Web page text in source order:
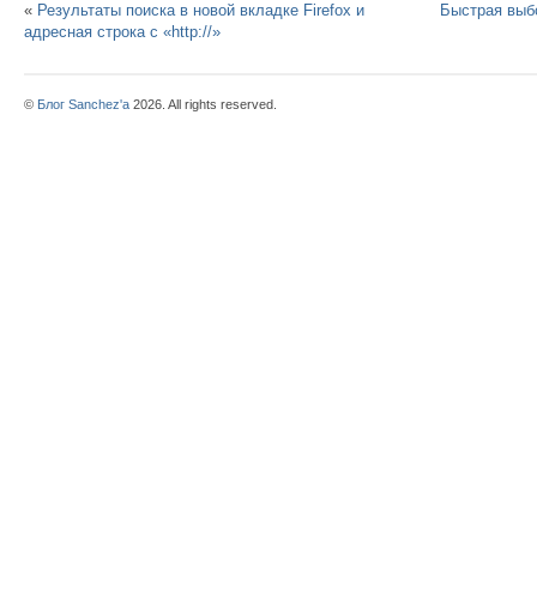
« Результаты поиска в новой вкладке Firefox и
адресная строка с «http://»
Быстрая
© Блог Sanchez'a 2026. All rights reserved.